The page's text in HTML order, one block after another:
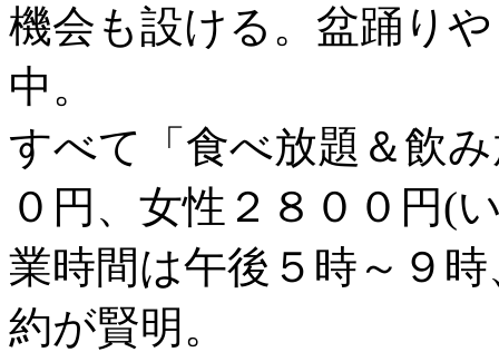
機会も設ける。盆踊り
中。
すべて「食べ放題＆飲
０円、女性２８００円(
業時間は午後５時～９
約が賢明。